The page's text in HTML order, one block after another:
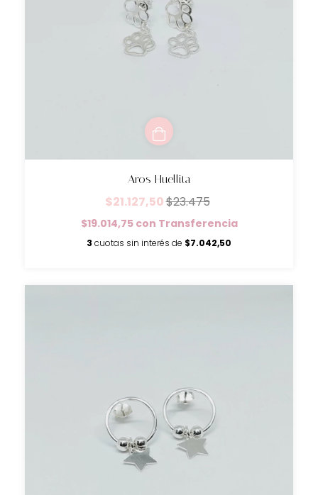
Aros Huellita
$21.127,50$23.475
$19.014,75 con Transferencia
3 cuotas sin interés de $7.042,50